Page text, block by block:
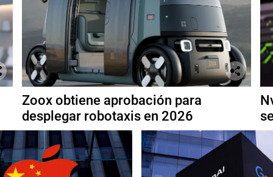
Zoox obtiene aprobación para
desplegar robotaxis en 2026